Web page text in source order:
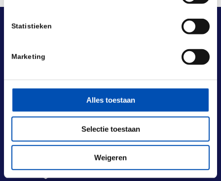
Statistieken
Marketing
Alles toestaan
Selectie toestaan
Weigeren